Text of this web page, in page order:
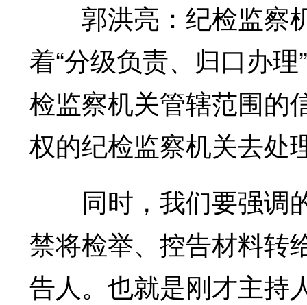
郭洪亮：纪检监察
着“分级负责、归口办
检监察机关管辖范围的
权的纪检监察机关去处
同时，我们要强调
禁将检举、控告材料转
告人。也就是刚才主持